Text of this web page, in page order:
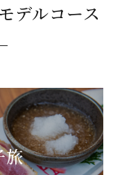
デルコース
旅